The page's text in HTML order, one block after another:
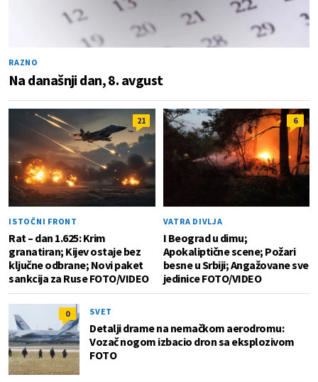
RAZNO
Na današnji dan, 8. avgust
21
ISTOČNI FRONT
Rat – dan 1.625: Krim
granatiran; Kijev ostaje bez
ključne odbrane; Novi paket
sankcija za Ruse FOTO/VIDEO
6
VATRA DIVLJA
I Beograd u dimu;
Apokaliptične scene; Požari
besne u Srbiji; Angažovane sve
jedinice FOTO/VIDEO
0 SVET
Detalji drame na nemačkom aerodromu:
Vozač nogom izbacio dron sa eksplozivom
FOTO